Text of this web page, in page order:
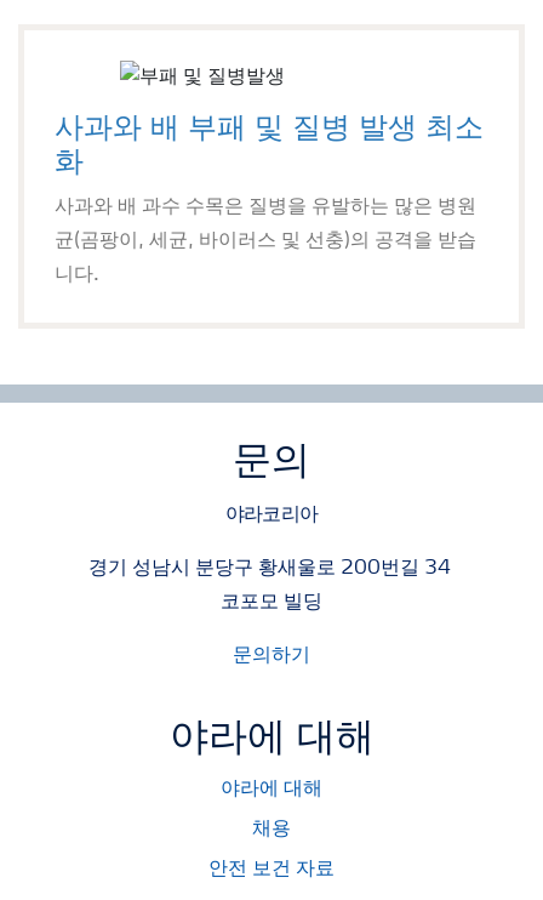
사과와 배 부패 및 질병 발생 최소
화
사과와 배 과수 수목은 질병을 유발하는 많은 병원
균(곰팡이, 세균, 바이러스 및 선충)의 공격을 받습
니다.
문의
야라코리아
경기 성남시 분당구 황새울로 200번길 34
코포모 빌딩
문의하기
야라에 대해
야라에 대해
채용
안전 보건 자료